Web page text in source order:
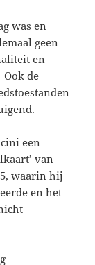
was en
geen
en
de
een
van
waarin hij
en het